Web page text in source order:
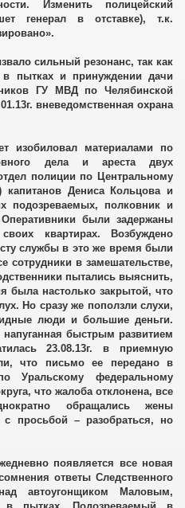
Изменить полицейский
генерал в отставке), т.к.
сильный резонанс, так как
пытках и принуждении дачи
ГУ МВД по Челябинской
вневедомственная охрана
изобиловал материалами по
дела и ареста двух
полиции по Центральному
Дениса Кольцова и
подозреваемых, полковник и
были задержаны
квартирах. Возбуждено
службы в это же время были
сотрудники в замешательстве,
пытались выяснить,
была настолько закрытой, что
Но сразу же поползли слухи,
люди и большие деньги.
напуганнаябыстрым развитием
23.08.13г. в приемную
что письмо ее передано в
Уральскому федеральному
что жалоба отклонена, все
обращались жены
с просьбой – разобраться, но
появляется все новая
ответы Следственного
автоугонщиком Маловым,